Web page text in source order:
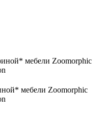
мебели Zoomorphic